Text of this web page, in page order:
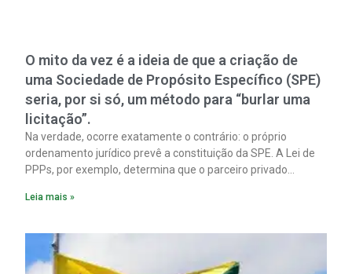
O mito da vez é a ideia de que a criação de
uma Sociedade de Propósito Específico (SPE)
seria, por si só, um método para “burlar uma
licitação”.
Na verdade, ocorre exatamente o contrário: o próprio
ordenamento jurídico prevê a constituição da SPE. A Lei de
PPPs, por exemplo, determina que o parceiro privado
empreendimento. Ou seja, a suposta “fraude à licitação” é
figura é facultativa e sujeita a uma escolha racional de
projeto a projeto.
Leia mais »